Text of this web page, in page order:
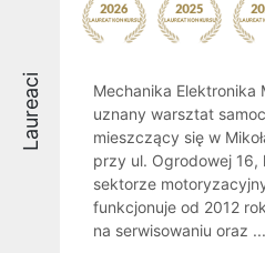
Laureaci
Mechanika Elektronika
uznany warsztat
mieszczący się w
przy ul. Ogrodowej 16,
sektorze
funkcjonuje od 2012
na serwisowaniu oraz ...